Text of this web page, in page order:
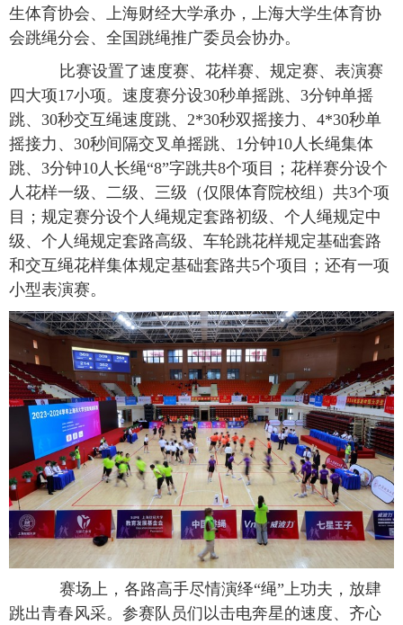
生体育协会、上海财经大学承办，上海大学生体育协
会跳绳分会、全国跳绳推广委员会协办。
比赛设置了速度赛、花样赛、规定赛、表演赛
四大项17小项。速度赛分设30秒单摇跳、 3分钟单摇
跳、 30秒交互绳速度跳、 2*30秒双摇接力、 4*30秒单
摇接力、 30秒间隔交叉单摇跳、 1分钟10人长绳集体
跳、 3分钟10人长绳“8”字跳共8个项目；花样赛分设个
人花样一级、二级、三级（仅限体育院校组）共3个项
目；规定赛分设个人绳规定套路初级、个人绳规定中
级、个人绳规定套路高级、车轮跳花样规定基础套路
和交互绳花样集体规定基础套路共5个项目；还有一项
小型表演赛。
赛场上，各路高手尽情演绎“绳”上功夫，放肆
跳出青春风采。参赛队员们以击电奔星的速度、齐心